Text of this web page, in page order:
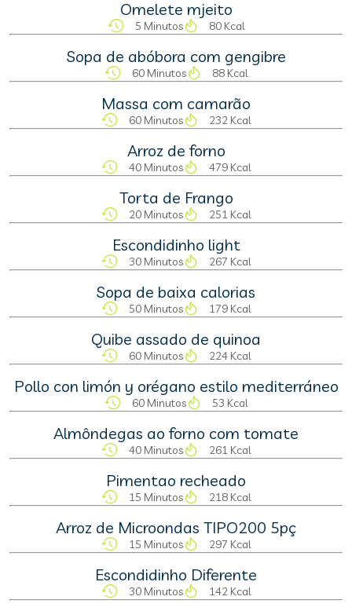
Omelete mjeito
5 Minutos 80 Kcal
Sopa de abóbora com gengibre
60 Minutos 88 Kcal
Massa com camarão
60 Minutos 232 Kcal
Arroz de forno
40 Minutos 479 Kcal
Torta de Frango
20 Minutos 251 Kcal
Escondidinho light
30 Minutos 267 Kcal
Sopa de baixa calorias
50 Minutos 179 Kcal
Quibe assado de quinoa
60 Minutos 224 Kcal
Pollo con limón y orégano estilo mediterráneo
60 Minutos 53 Kcal
Almôndegas ao forno com tomate
40 Minutos 261 Kcal
Pimentao recheado
15 Minutos 218 Kcal
Arroz de Microondas TIPO200 5pç
15 Minutos 297 Kcal
Escondidinho Diferente
30 Minutos 142 Kcal